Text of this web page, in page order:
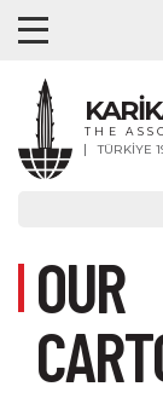
THE
TÜRKİYE
OUR